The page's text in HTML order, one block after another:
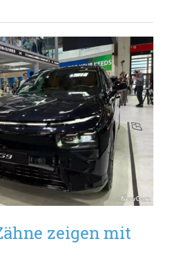
zeigen mit